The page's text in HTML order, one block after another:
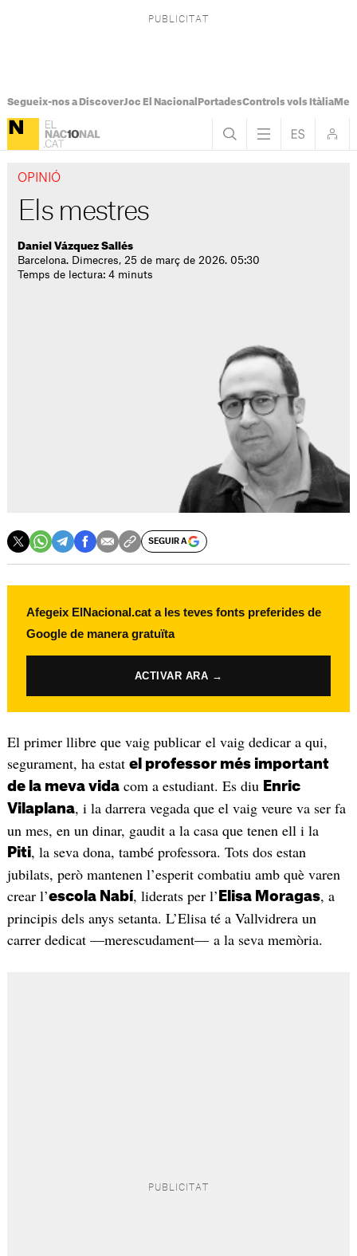
Segueix-nos a DiscoverJoc El Nacional PortadesControls vols Itàlia
OPINIÓ
Els mestres
Daniel Vázquez Sallés
Barcelona. Dimecres, 25 de març de 2026. 05:30
Temps de lectura: 4 minuts
SEGUIR A
Afegeix ElNacional.cat a les teves fonts preferides de
Google de manera gratuïta
ACTIVAR ARA →
El primer llibre que vaig publicar el vaig dedicar a qui,
segurament, ha estat el professor més important
de la meva vidacom a estudiant. Es diu Enric
Vilaplana, i la darrera vegada que el vaig veure va ser fa
un mes, en un dinar, gaudit a la casa que tenen ell i la
Piti, la seva dona, també professora. Tots dos estan
jubilats, però mantenen l’esperit combatiu amb què varen
crear l’escola Nabí, liderats per l’ Elisa Moragas, a
principis dels anys setanta. L’Elisa té a Vallvidrera un
carrer dedicat —merescudament— a la seva memòria.